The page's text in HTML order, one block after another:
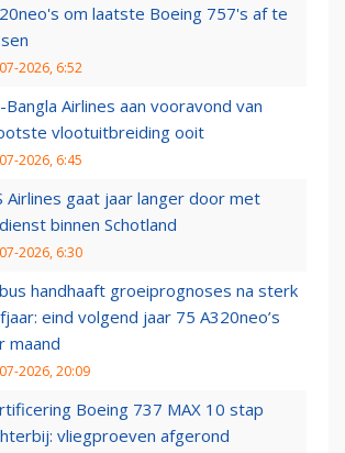
om laatste Boeing 757's af te
2026, 6:52
Bangla Airlines aan vooravond van
vlootuitbreiding ooit
2026, 6:45
Airlines gaat jaar langer door met
binnen Schotland
2026, 6:30
handhaaft groeiprognoses na sterk
eind volgend jaar 75 A320neo’s
maand
2026, 20:09
Boeing 737 MAX 10 stap
vliegproeven afgerond